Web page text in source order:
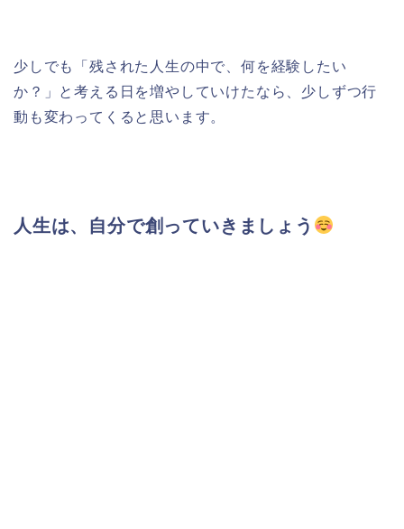
少しでも「残された人生の中で、何を経験したい
か？」と考える日を増やしていけたなら、少しずつ行
動も変わってくると思います。
人生は、自分で創っていきましょう